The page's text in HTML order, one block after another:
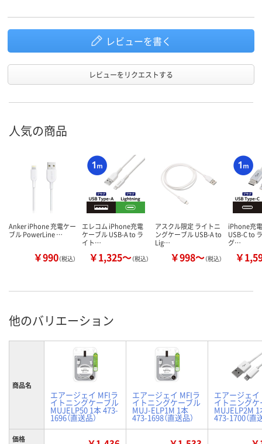
レビューを書く
レビューをリクエストする
人気の商品
Anker iPhone 充電ケー
ブル PowerLine …
￥990（税込）
エレコム iPhone充電
ケーブル USB-A to ラ
イト…
￥1,325～（税込）
アスクル限定 ライトニ
ングケーブル USB-A to
Lig…
￥998～（税込）
iPhone充
USB-C to
グ…
￥
他のバリエーション
商品名
エアージェイ MFIラ
イトニングケーブル
MUJELP50 1本 473-
1696（直送品）
エアージェイ MFIラ
イトニングケーブル
MUJ-ELP1M 1本
473-1698（直送品）
エアージェイ
イトニング
MUJELP2M 1
473-1700（直
価格